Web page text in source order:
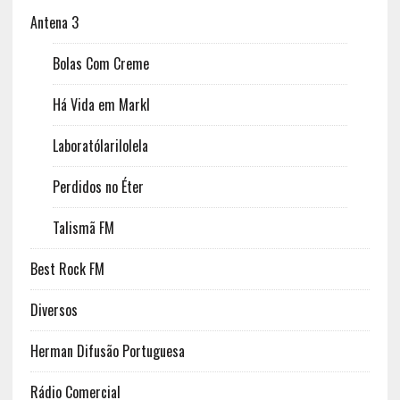
Antena 3
Bolas Com Creme
Há Vida em Markl
Laboratólarilolela
Perdidos no Éter
Talismã FM
Best Rock FM
Diversos
Herman Difusão Portuguesa
Rádio Comercial